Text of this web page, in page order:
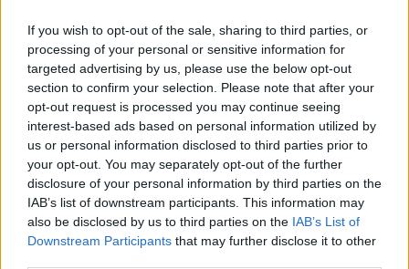
If you wish to opt-out of the sale, sharing to third parties, or
processing of your personal or sensitive information for
targeted advertising by us, please use the below opt-out
section to confirm your selection. Please note that after your
opt-out request is processed you may continue seeing
interest-based ads based on personal information utilized by
us or personal information disclosed to third parties prior to
your opt-out. You may separately opt-out of the further
disclosure of your personal information by third parties on the
IAB’s list of downstream participants. This information may
also be disclosed by us to third parties on the IAB’s List of
Downstream Participants that may further disclose it to other
zones.
Així que no cal que et preocupis, perquè no hi ha res malament en
tu. La teva vulva és perfecta tal com és. Pots continuar observant-
la, tocant-la i acceptant-la amb totes les diferències que la fan
única, perquè la imperfecció i la diversitat també són boniques. Et
deixem un enllaç d’una il·lustradora que dibuixa vulves perquè hi
puguis donar un cop d’ull:
https://www.thevulvagallery.com/